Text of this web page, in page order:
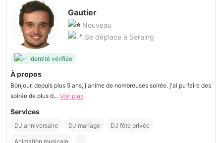
Gautier
Nouveau
Se déplace à Seraing
Identité vérifiée
À propos
Bonjour, depuis plus 5 ans, j'anime de nombreuses soirée. j'ai pu faire des
soirée de plus d... Voir plus
Services
DJ anniversaire DJ mariage DJ fête privée
Animation musicale ...